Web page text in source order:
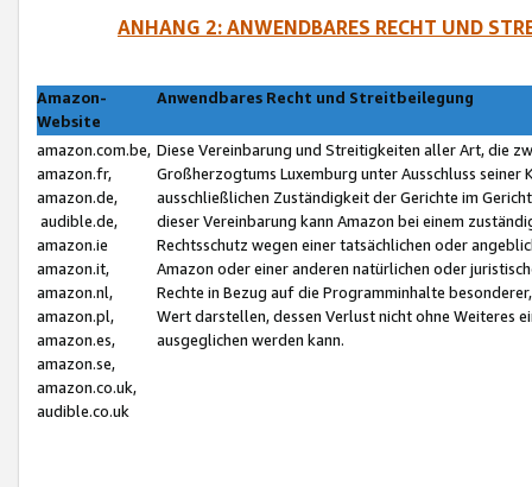
ANHANG 2: ANWENDBARES RECHT UND
Amazon-
Website
Anwendbares Recht und Streitbeilegung
amazon.com.be,
amazon.fr,
amazon.de,
audible.de,
amazon.ie
amazon.it,
amazon.nl,
amazon.pl,
amazon.es,
amazon.se,
amazon.co.uk,
audible.co.uk
Diese Vereinbarung und Streitigkeiten aller Art, die
Großherzogtums Luxemburg unter Ausschluss
ausschließlichen Zuständigkeit der Gerichte im
dieser Vereinbarung kann Amazon bei einem
Rechtsschutz wegen einer tatsächlichen oder
Amazon oder einer anderen natürlichen oder
Rechte in Bezug auf die Programminhalte
Wert darstellen, dessen Verlust nicht ohne Weiteres
ausgeglichen werden kann.